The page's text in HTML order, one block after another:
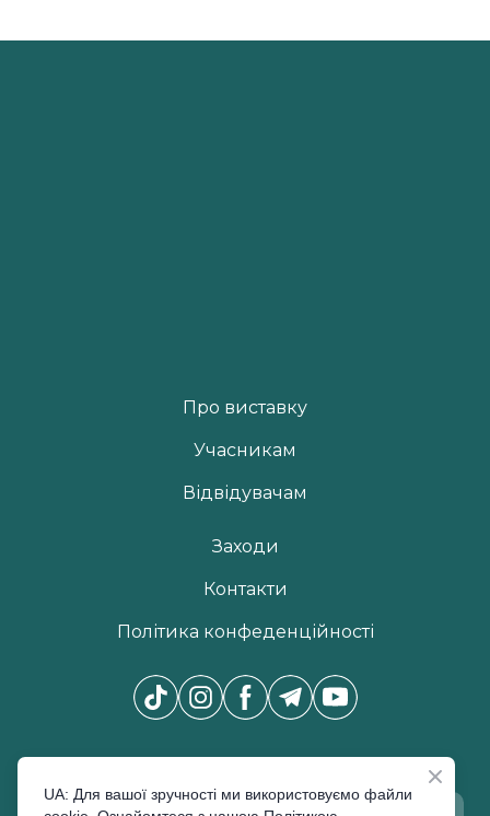
Про виставку
Учасникам
Відвідувачам
Заходи
Контакти
Політика конфеденційності
UA: Для вашої зручності ми використовуємо файли